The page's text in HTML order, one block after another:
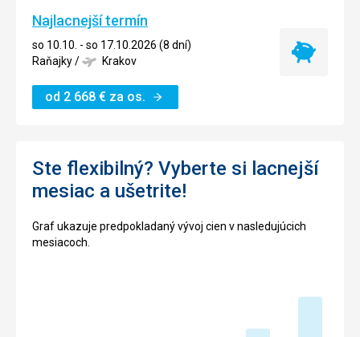
Najlacnejší termín
so 10.10. - so 17.10.2026 (8 dní)
Raňajky/ Krakov
od 2 668 € za os.
Najlacnejší
Ste flexibilný? Vyberte si lacnejší
mesiac a ušetrite!
Graf ukazuje predpokladaný vývoj cien v nasledujúcich
mesiacoch.